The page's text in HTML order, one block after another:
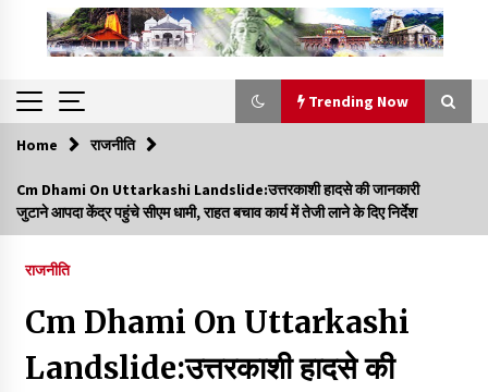
Trending Now
Trending Now
Minorities Rights Day : विश्व अल्पसंख्यक अधिकार दिवस
कार्यक्रम में शामिल हुए सीएम,आधुनिक मदरसों का नाम अब्दुल कलाम के नाम
Thought Of The Day 7 September
September 7, 2023
Home राजनीति
Cm Dhami On Uttarkashi Landslide:उत्तरकाशी हादसे की जानकारी
जुटाने आपदा केंद्र पहुंचे सीएम धामी, राहत बचाव कार्य में तेजी लाने के दिए निर्देश
राजनीति
Cm Dhami On Uttarkashi
Landslide:उत्तरकाशी हादसे की